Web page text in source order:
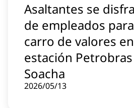
Instagram
Asaltantes se
de empleados
carro de valores en
estación
Soacha
2026/05/13